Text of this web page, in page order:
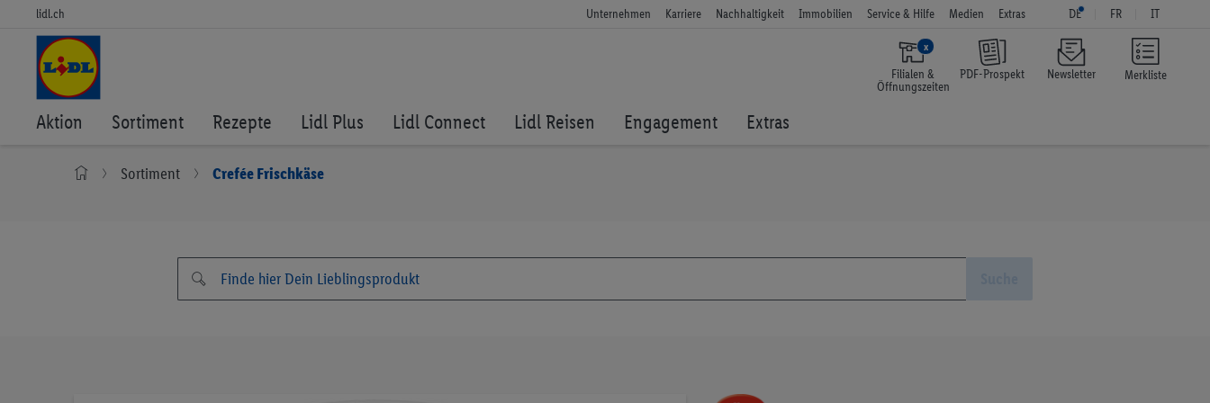
Merkliste
lidl.ch Unternehmen Karriere Nachhaltigkeit Immobilien Service & Hilfe Medien Extras DE FR IT
x
Filialen &
Öffnungszeiten
PDF-Prospekt Newsletter
Aktion Sortiment Rezepte Lidl Plus Lidl Connect Lidl Reisen Engagement Extras
Sortiment Crefée Frischkäse